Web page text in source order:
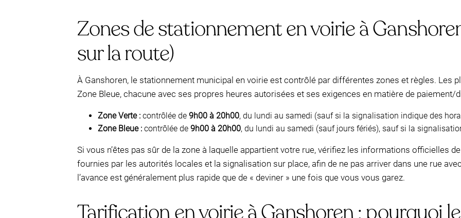
Zones de stationnement en voirie à
sur la route)
À Ganshoren, le stationnement municipal en voirie est contrôlé par différentes zones et règles. Les
Zone Bleue, chacune avec ses propres heures autorisées et ses exigences en matière de paiement/
Zone Verte : contrôlée de 9h00 à 20h00, du lundi au samedi (sauf si la signalisation indique des
Zone Bleue : contrôlée de 9h00 à 20h00, du lundi au samedi (sauf jours fériés), sauf si la
Si vous n’êtes pas sûr de la zone à laquelle appartient votre rue, vérifiez les informations officielles
fournies par les autorités locales et la signalisation sur place, afin de ne pas arriver dans une rue
l’avance est généralement plus rapide que de « deviner » une fois que vous vous garez.
Tarification en voirie à Ganshoren : pourquoi